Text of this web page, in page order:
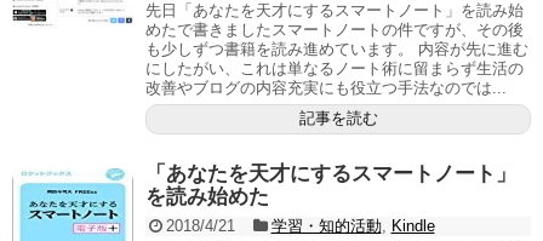
先日「あなたを天才にするスマートノート」を読み始
めたで書きましたスマートノートの件ですが、その後
も少しずつ書籍を読み進めています。 内容が先に進む
にしたがい、これは単なるノート術に留まらず生活の
改善やブログの内容充実にも役立つ手法なのでは...
記事を読む
「あなたを天才にするスマートノート」
を読み始めた
2018/4/21 学習・知的活動, Kindle